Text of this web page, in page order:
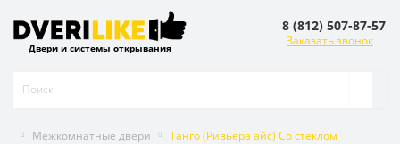
Двери и системы открывания
8 (812) 507-87-57
Заказать звонок
Межкомнатные двери Танго (Ривьера айс) Со стеклом